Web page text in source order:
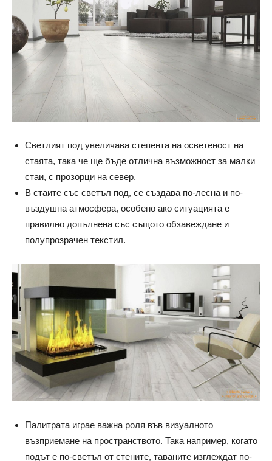
Светлият под увеличава степента на осветеност на
стаята, така че ще бъде отлична възможност за малки
стаи, с прозорци на север.
В стаите със светъл под, се създава по-лесна и по-
въздушна атмосфера, особено ако ситуацията е
правилно допълнена със същото обзавеждане и
полупрозрачен текстил.
Палитрата играе важна роля във визуалното
възприемане на пространството. Така например, когато
подът е по-светъл от стените, таваните изглеждат по-